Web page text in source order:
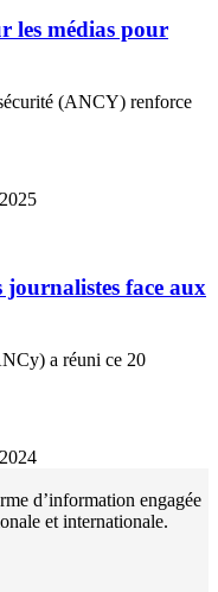
les médias pour
(ANCY) renforce
journalistes face aux
a réuni ce 20
d’information engagée
et internationale.